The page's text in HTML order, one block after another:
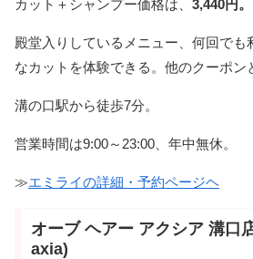
カット＋シャンプー価格は、 3,440円。
殿堂入りしているメニュー、何回でも
なカットを体験できる。他のクーポン
溝の口駅から徒歩7分。
営業時間は9:00～23:00、年中無休。
≫エミライの詳細・予約ページヘ
オーブ ヘアー アクシア 溝口
axia)